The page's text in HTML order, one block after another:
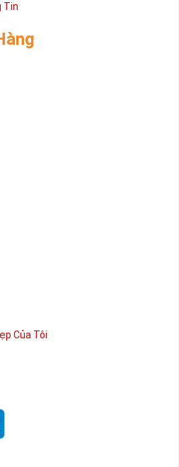
tin tưởng lựa chọn trên thị
hiểu rõ ý nghĩa và các bước đặt
nhanh chóng nhất.
chiếc sim Tứ quý 2 như ý!
Tin
Của Tôi